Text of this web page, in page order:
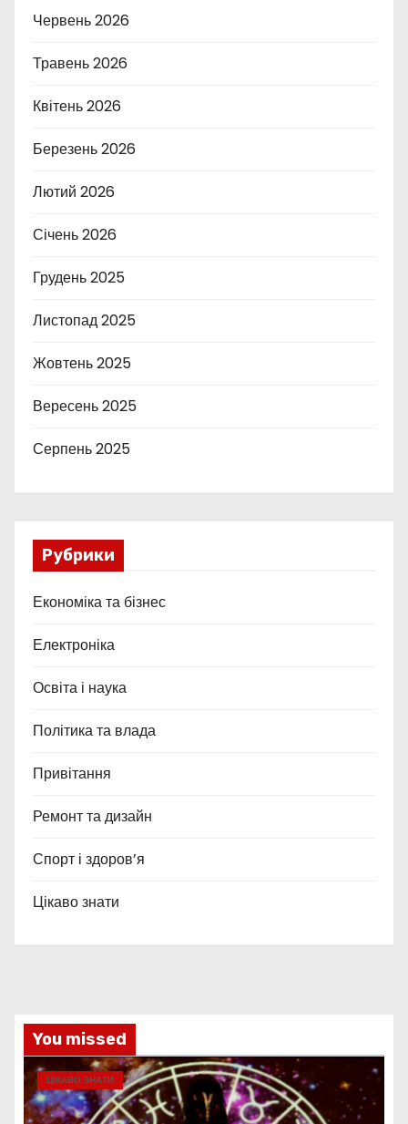
Червень 2026
Травень 2026
Квітень 2026
Березень 2026
Лютий 2026
Січень 2026
Грудень 2025
Листопад 2025
Жовтень 2025
Вересень 2025
Серпень 2025
Рубрики
Економіка та бізнес
Електроніка
Освіта і наука
Політика та влада
Привітання
Ремонт та дизайн
Спорт і здоров’я
Цікаво знати
You missed
ЦІКАВО ЗНАТИ